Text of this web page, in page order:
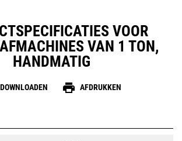
VOOR
VAN 1 TON,
HANDMATIG
DOWNLOADEN print AFDRUKKEN